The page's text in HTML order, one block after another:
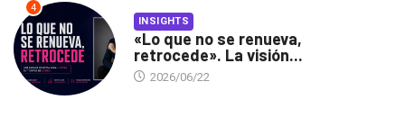
4
INSIGHTS
«Lo que no se renueva,
retrocede». La visión...
2026/06/22